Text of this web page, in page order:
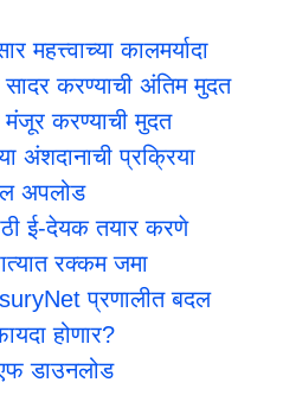
महत्त्वाच्या कालमर्यादा
करण्याची अंतिम मुदत
करण्याची मुदत
अंशदानाची प्रक्रिया
अपलोड
ई-देयक तयार करणे
रक्कम जमा
प्रणालीत बदल
होणार?
डाउनलोड